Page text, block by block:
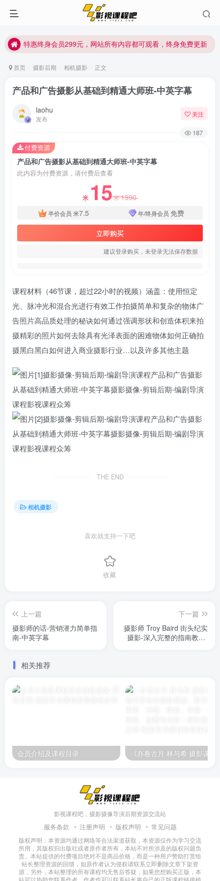
特惠终身会员299元，网站所有内容都可观看，终身免费更新
特惠终身会员299元，网站所有内容都可观看，终身免费更新
首页 摄影后期 相机摄影 正文
产品和广告摄影从基础到精通大师班-中英字幕
laohu
发布
关注
187
产品和广告摄影从基础到精通大师班-中英字幕
此内容为付费资源，请付费后查看
米 15米1990
半价会员 米7.5 年/终身会员 免费
立即购买
建议登录购买，未登录无法保存数据
付费资源
课程材料（46节课，超过22小时的视频）涵盖：使用恒定
光、脉冲光和混合光进行有效工作拍摄简单和复杂的物体广
告照片高品质处理的秘诀如何通过强调形状和创造体积来拍
摄精彩的照片如何去除具有光泽表面的困难物体如何正确拍
摄黑白黑白如何进入商业摄影行业…以及许多其他主题
THE END
相机摄影
喜欢就支持一下吧
收藏
上一篇
摄影师的话-营销潜力简单指
南-中英字幕
下一篇
摄影师 Troy Baird 街头纪实
摄影-深入完整的指南教程-
相关推荐
会员介绍及课程目录
影视课程吧，摄影摄像导演后期资源交流站
服务条款 注册声明 版权声明 常见问题
版权声明：本资源均通过网络等合法渠道获取，本资源仅作为学习交流
所用，其版权归出版社或者原作者所有，本站不对所涉及的版权问题负
责。本站提供的付费项目绝对不是商品价格，而是一种用户赞助打赏给
站长整理资源的回馈，如原作者认为侵权请联系立即删除文章下架资
源，另外，本站整理的所有课程均无售后答疑，如果您想购买正版，本